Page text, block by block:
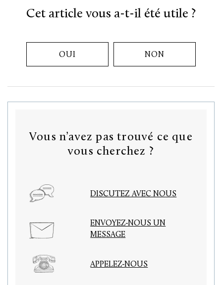
Cet article vous a-t-il été utile ?
OUI NON
Vous n’avez pas trouvé ce que
vous cherchez ?
DISCUTEZ AVEC NOUS
ENVOYEZ-NOUS UN
MESSAGE
APPELEZ-NOUS